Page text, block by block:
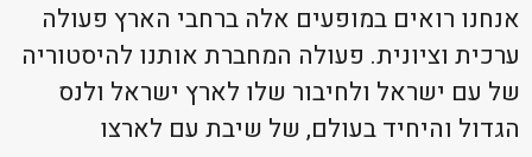
אנחנו רואים במופעים אלה ברחבי הארץ פעולה
ערכית וציונית. פעולה המחברת אותנו להיסטוריה
של עם ישראל ולחיבור שלו לארץ ישראל ולנס
הגדול והיחיד בעולם, של שיבת עם לארצו